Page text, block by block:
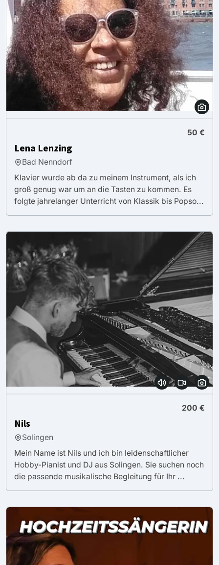
50 €
Lena Lenzing
Bad Nenndorf
Klavier wurde ab da zu meinem Instrument, als ich
groß genug war um an die Tasten zu kommen. Es
folgte jahrelanger Unterricht von Klassik bis Popso...
200 €
Nils
Solingen
Mein Name ist Nils und ich bin leidenschaftlicher
Hobby-Pianist und DJ aus Solingen. Sie suchen noch
die passende musikalische Begleitung für Ihr ...